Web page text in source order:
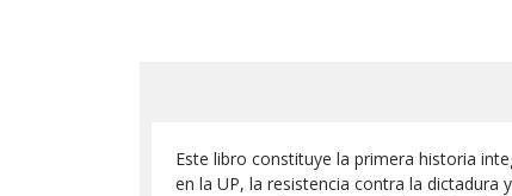
Este libro constituye la primera historia
en la UP, la resistencia contra la dictadura